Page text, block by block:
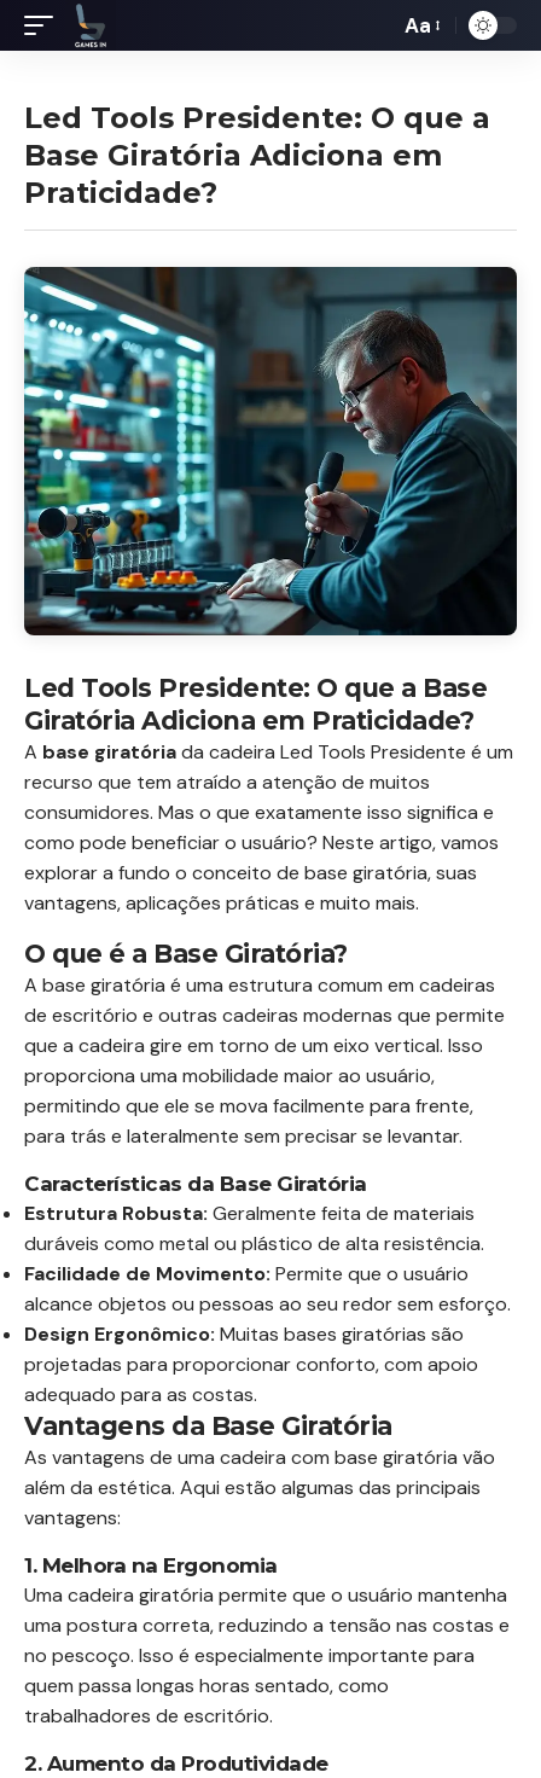
fontes
Aa
Led Tools Presidente: O que a
Base Giratória Adiciona em
Praticidade?
Led Tools Presidente: O que a Base
Giratória Adiciona em Praticidade?
A base giratóriada cadeira Led Tools Presidente é um
recurso que tem atraído a atenção de muitos
consumidores. Mas o que exatamente isso significa e
como pode beneficiar o usuário? Neste artigo, vamos
explorar a fundo o conceito de base giratória, suas
vantagens, aplicações práticas e muito mais.
O que é a Base Giratória?
A base giratória é uma estrutura comum em cadeiras
de escritório e outras cadeiras modernas que permite
que a cadeira gire em torno de um eixo vertical. Isso
proporciona uma mobilidade maior ao usuário,
permitindo que ele se mova facilmente para frente,
para trás e lateralmente sem precisar se levantar.
Características da Base Giratória
Estrutura Robusta: Geralmente feita de materiais
duráveis como metal ou plástico de alta resistência.
Facilidade de Movimento: Permite que o usuário
alcance objetos ou pessoas ao seu redor sem esforço.
Design Ergonômico: Muitas bases giratórias são
projetadas para proporcionar conforto, com apoio
adequado para as costas.
Vantagens da Base Giratória
As vantagens de uma cadeira com base giratória vão
além da estética. Aqui estão algumas das principais
vantagens:
1. Melhora na Ergonomia
Uma cadeira giratória permite que o usuário mantenha
uma postura correta, reduzindo a tensão nas costas e
no pescoço. Isso é especialmente importante para
quem passa longas horas sentado, como
trabalhadores de escritório.
2. Aumento da Produtividade